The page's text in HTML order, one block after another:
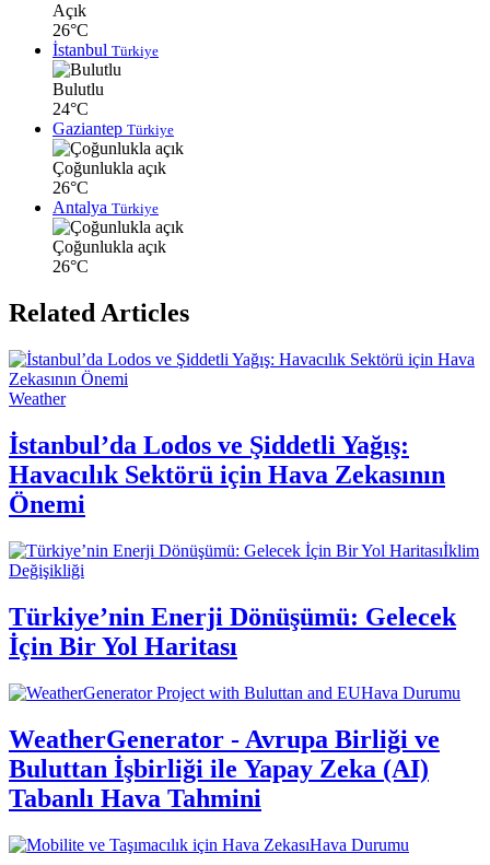
Açık
26°C
İstanbul Türkiye
Bulutlu
24°C
Gaziantep Türkiye
Çoğunlukla açık
26°C
Antalya Türkiye
Çoğunlukla açık
26°C
Related Articles
Weather
İstanbul’da Lodos ve Şiddetli Yağış:
Havacılık Sektörü için Hava Zekasının
Önemi
İklim
Değişikliği
Türkiye’nin Enerji Dönüşümü: Gelecek
İçin Bir Yol Haritası
Hava Durumu
WeatherGenerator - Avrupa Birliği ve
Buluttan İşbirliği ile Yapay Zeka (AI)
Tabanlı Hava Tahmini
Hava Durumu